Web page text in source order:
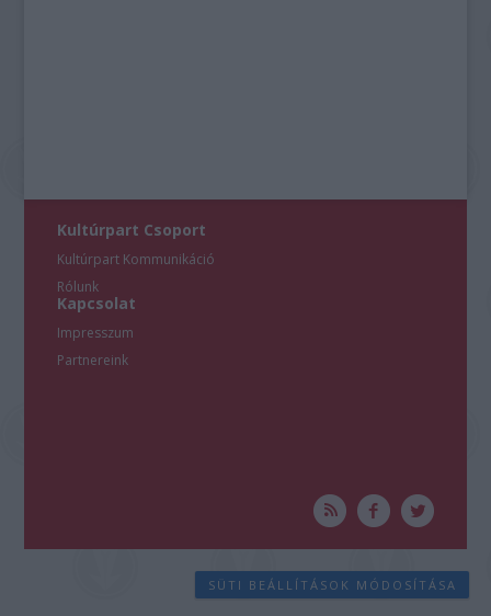
Kultúrpart Csoport
Kultúrpart Kommunikáció
Rólunk
Kapcsolat
Impresszum
Partnereink
SÜTI BEÁLLÍTÁSOK MÓDOSÍTÁSA